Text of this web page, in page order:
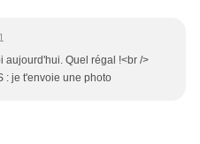
aujourd'hui. Quel régal !<br />
: je t'envoie une photo